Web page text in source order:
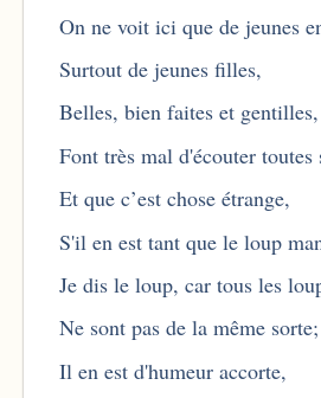
On ne voit ici que de jeunes
Surtout de jeunes filles,
Belles, bien faites et gentilles,
Font très mal d'écouter toutes
Et que c’est chose étrange,
S'il en est tant que le loup
Je dis le loup, car tous les
Ne sont pas de la même sorte;
Il en est d'humeur accorte,